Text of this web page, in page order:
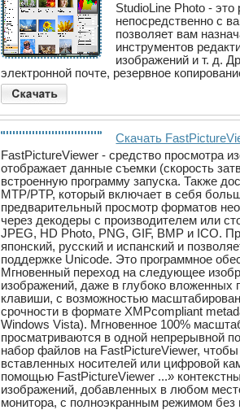
StudioLine Photo -
непосредственно с
позволяет вам
инструментов
изображений и т. д.
электронной почте, резервное
Скачать
FastPictureViewer - средство просмотра
отображает данные съемки (скорость
встроенную программу запуска. Также
MTP/PTP, который включает в себя
предварительный просмотр форматов
через декодеры с производителем или
JPEG, HD Photo, PNG, GIF, BMP и ICO.
японский, русский и испанский и
поддержке Unicode. Это программное
Мгновенный переход на следующее
изображений, даже в глубоко
клавиши, с возможностью
срочности в формате XMPcompliant
Windows Vista). Мгновенное 100%
просматриваются в одной непрерывной
набор файлов на FastPictureViewer,
вставленных носителей или цифровой
помощью FastPictureViewer ...»
изображений, добавленных в любом
монитора, с полноэкранным режимом